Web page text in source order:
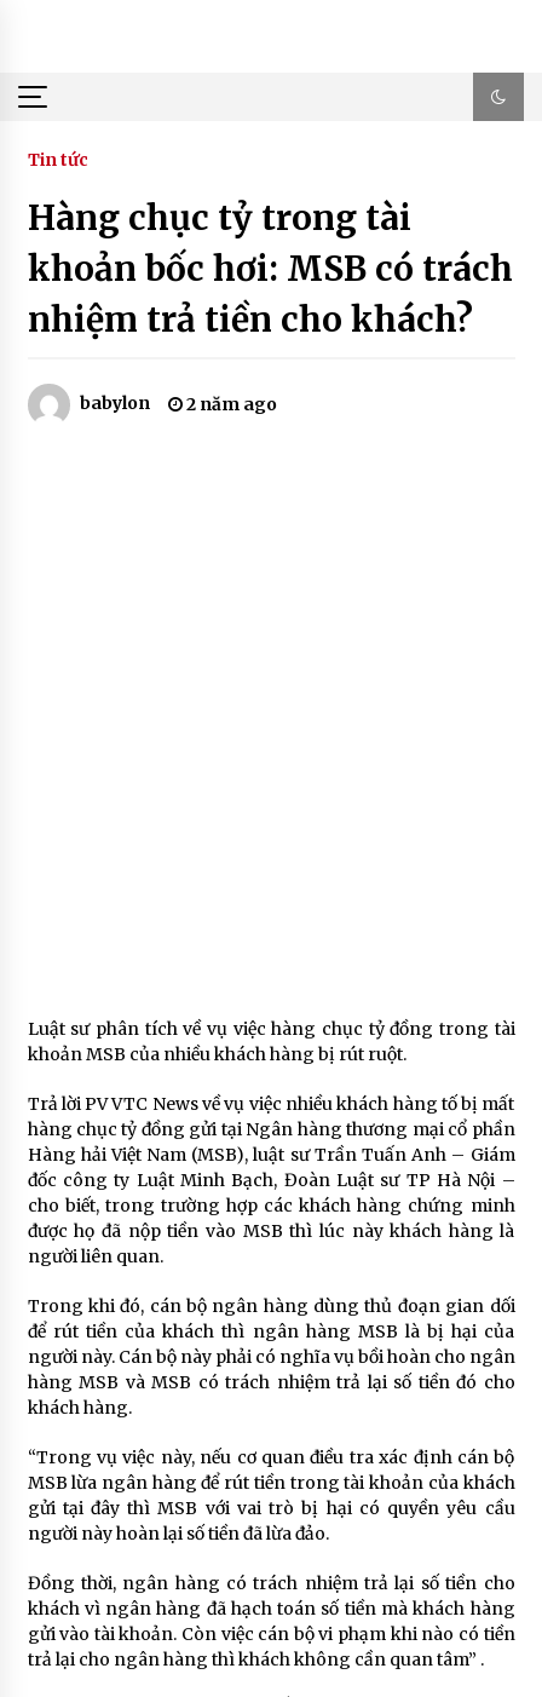
Tin tức
Hàng chục tỷ trong tài
khoản bốc hơi: MSB có trách
nhiệm trả tiền cho khách?
babylon 2 năm ago
Luật sư phân tích về vụ việc hàng chục tỷ đồng trong tài
khoản MSB của nhiều khách hàng bị rút ruột.
Trả lời PV VTC News về vụ việc nhiều khách hàng tố bị mất
hàng chục tỷ đồng gửi tại Ngân hàng thương mại cổ phần
Hàng hải Việt Nam (MSB), luật sư Trần Tuấn Anh – Giám
đốc công ty Luật Minh Bạch, Đoàn Luật sư TP Hà Nội –
cho biết, trong trường hợp các khách hàng chứng minh
được họ đã nộp tiền vào MSB thì lúc này khách hàng là
người liên quan.
Trong khi đó, cán bộ ngân hàng dùng thủ đoạn gian dối
để rút tiền của khách thì ngân hàng MSB là bị hại của
người này. Cán bộ này phải có nghĩa vụ bồi hoàn cho ngân
hàng MSB và MSB có trách nhiệm trả lại số tiền đó cho
khách hàng.
“Trong vụ việc này, nếu cơ quan điều tra xác định cán bộ
MSB lừa ngân hàng để rút tiền trong tài khoản của khách
gửi tại đây thì MSB với vai trò bị hại có quyền yêu cầu
người này hoàn lại số tiền đã lừa đảo.
Đồng thời, ngân hàng có trách nhiệm trả lại số tiền cho
khách vì ngân hàng đã hạch toán số tiền mà khách hàng
gửi vào tài khoản. Còn việc cán bộ vi phạm khi nào có tiền
trả lại cho ngân hàng thì khách không cần quan tâm” .